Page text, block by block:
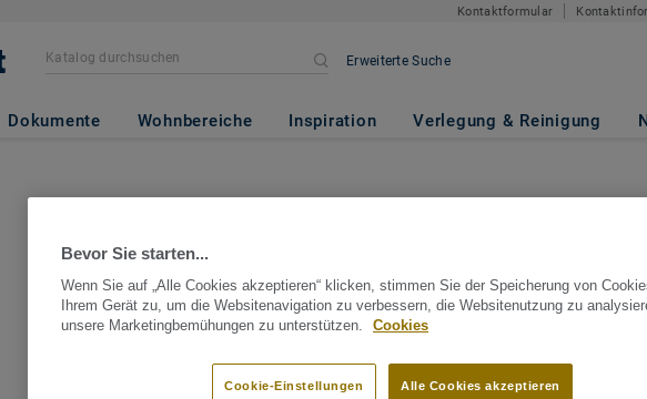
Kontaktformular
Erweiterte Suche
Dokumente Wohnbereiche Inspiration Verlegung & Reinigung
Benötigen Sie ein bestimmtes Dokument? Nutzen Sie die Filterfunktion oder geben
Kollektionsnamen ins Suchfeld ein.
Bevor Sie starten...
Wenn Sie auf „Alle Cookies akzeptieren“ klicken, stimmen Sie der Speicherung von
Ihrem Gerät zu, um die Websitenavigation zu verbessern, die Websitenutzung zu
unsere Marketingbemühungen zu unterstützen.
Cookies
Alle Cookies akzeptieren
Cookie-Einstellungen